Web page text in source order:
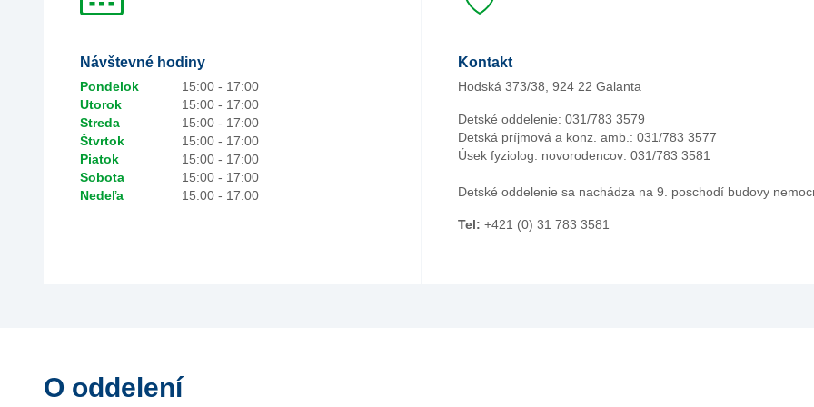
Návštevné hodiny
Pondelok
15:00 - 17:00
Utorok
15:00 - 17:00
Streda
15:00 - 17:00
Štvrtok
15:00 - 17:00
Piatok
15:00 - 17:00
Sobota
15:00 - 17:00
Nedeľa
15:00 - 17:00
Kontakt
Hodská 373/38, 924 22 Galanta
Detské oddelenie: 031/783 3579
Detská príjmová a konz. amb.: 031/783 3577
Úsek fyziolog. novorodencov: 031/783 3581
Detské oddelenie sa nachádza na 9. poschodí budovy
Tel: +421 (0) 31 783 3581
O oddelení